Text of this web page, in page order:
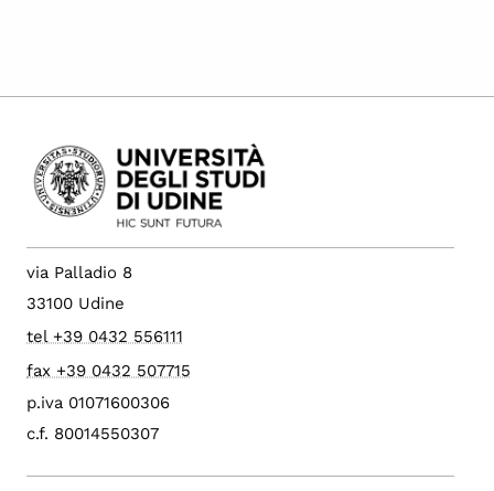
via Palladio 8
33100 Udine
tel +39 0432 556111
fax +39 0432 507715
p.iva 01071600306
c.f. 80014550307